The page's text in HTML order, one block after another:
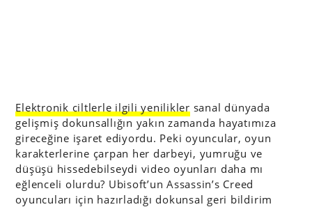
Elektronik ciltlerle ilgili yenilikler sanal dünyada
gelişmiş dokunsallığın yakın zamanda hayatımıza
gireceğine işaret ediyordu. Peki oyuncular, oyun
karakterlerine çarpan her darbeyi, yumruğu ve
düşüşü hissedebilseydi video oyunları daha mı
eğlenceli olurdu? Ubisoft’un Assassin’s Creed
oyuncuları için hazırladığı dokunsal geri bildirim